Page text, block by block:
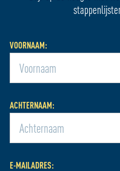
VOORNAAM:
ACHTERNAAM:
E-MAILADRES: